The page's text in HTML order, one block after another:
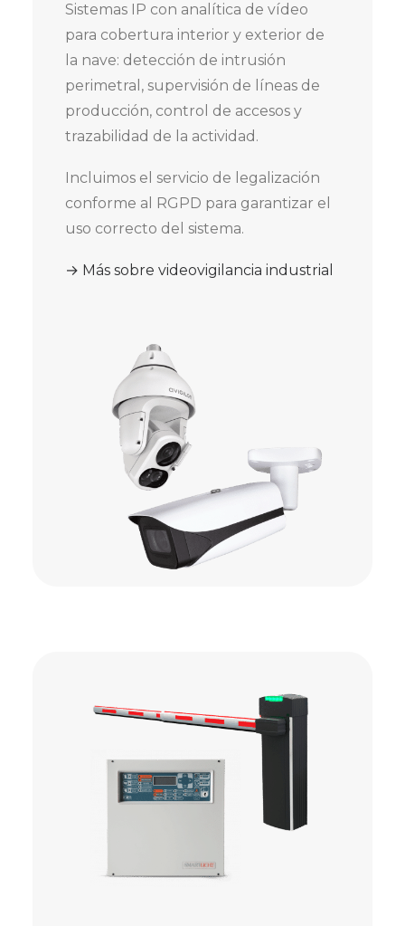
Sistemas IP con analítica de vídeo
para cobertura interior y exterior de
la nave: detección de intrusión
perimetral, supervisión de líneas de
producción, control de accesos y
trazabilidad de la actividad.
Incluimos el servicio de legalización
conforme al RGPD para garantizar el
uso correcto del sistema.
→ Más sobre videovigilancia industrial